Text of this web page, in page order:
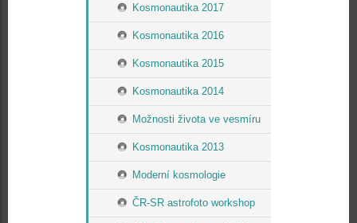
Kosmonautika 2017
Kosmonautika 2016
Kosmonautika 2015
Kosmonautika 2014
Možnosti života ve vesmíru
Kosmonautika 2013
Moderní kosmologie
ČR-SR astrofoto workshop